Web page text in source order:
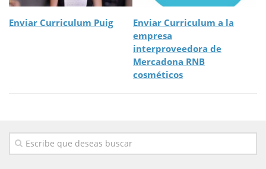
Enviar Curriculum Puig
Enviar Curriculum a la
empresa
interproveedora de
Mercadona RNB
cosméticos